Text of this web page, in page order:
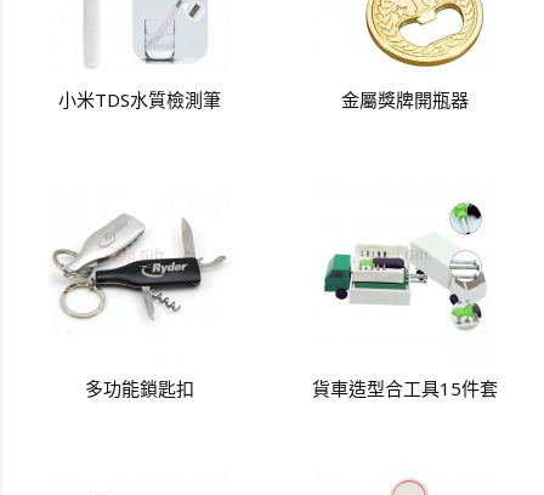
小米TDS水質檢測筆 金屬獎牌開瓶器
多功能鎖匙扣 貨車造型合工具15件套